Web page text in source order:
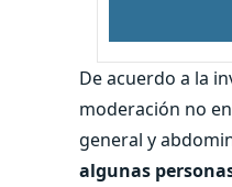
De acuerdo a la
moderación no
general y
algunas